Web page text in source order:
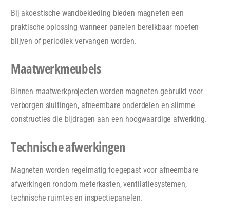
Bij akoestische wandbekleding bieden magneten een
praktische oplossing wanneer panelen bereikbaar moeten
blijven of periodiek vervangen worden.
Maatwerkmeubels
Binnen maatwerkprojecten worden magneten gebruikt voor
verborgen sluitingen, afneembare onderdelen en slimme
constructies die bijdragen aan een hoogwaardige afwerking.
Technische afwerkingen
Magneten worden regelmatig toegepast voor afneembare
afwerkingen rondom meterkasten, ventilatiesystemen,
technische ruimtes en inspectiepanelen.